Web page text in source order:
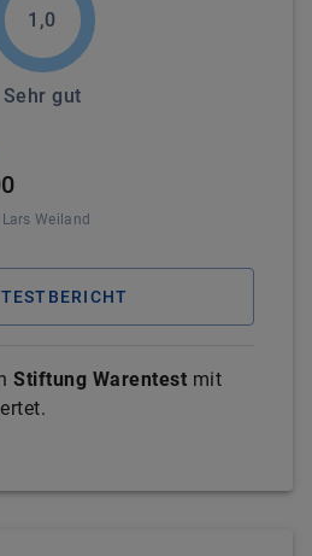
1,0
Sehr gut
Lars Weiland
Stiftung Warentest mit